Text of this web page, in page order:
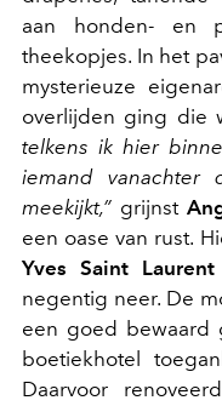
aan honden- en
theekopjes. In het
mysterieuze
overlijden ging die
telkens ik hier
iemand vanachter
meekijkt,” grijnst
een oase van rust.
Yves Saint Laurent
negentig neer. De
een goed bewaard
boetiekhotel
Daarvoor